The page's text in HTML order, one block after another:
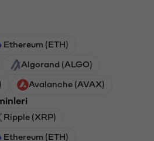
Ethereum (ETH)
Algorand (ALGO)
Avalanche (AVAX)
Ripple (XRP)
Ethereum (ETH)